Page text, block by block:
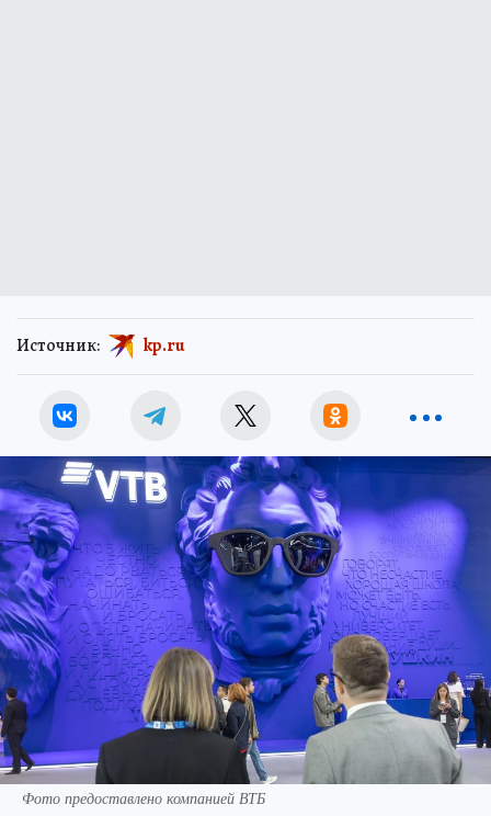
Источник: kp.ru
Фото предоставлено компанией ВТБ